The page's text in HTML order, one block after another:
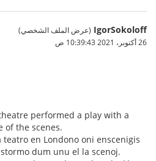
IgorSokoloff (عرض الملف الشخصي)
26 أكتوبر، 2021 10:39:43 ص
performed a play with a
of the scenes.
en Londono oni enscenigis
dum unu el la scenoj.